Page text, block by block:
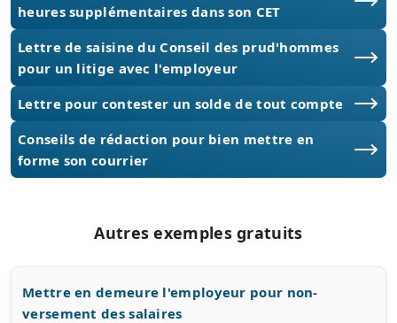
heures supplémentaires dans son CET
Lettre de saisine du Conseil des prud'hommes
pour un litige avec l'employeur
Lettre pour contester un solde de tout compte
Conseils de rédaction pour bien mettre en
forme son courrier
Autres exemples gratuits
Mettre en demeure l'employeur pour non-
versement des salaires